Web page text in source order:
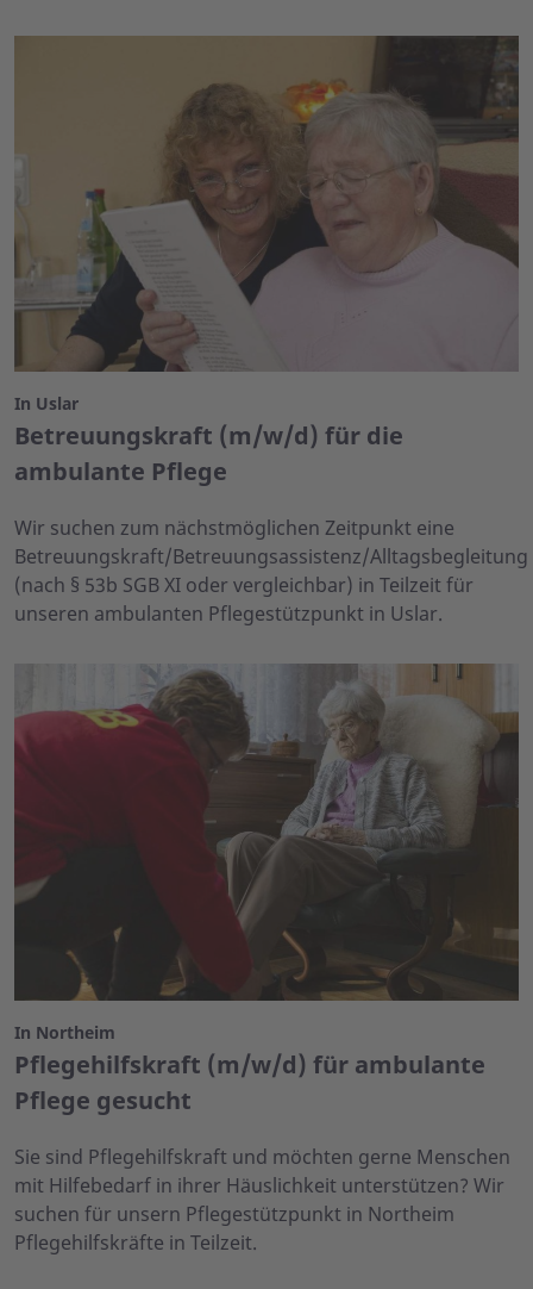
In Uslar
Betreuungskraft (m/w/d) für die
ambulante Pflege
Wir suchen zum nächstmöglichen Zeitpunkt eine
Betreuungskraft/Betreuungsassistenz/Alltagsbegleitung
(nach § 53b SGB XI oder vergleichbar) in Teilzeit für
unseren ambulanten Pflegestützpunkt in Uslar.
In Northeim
Pflegehilfskraft (m/w/d) für ambulante
Pflege gesucht
Sie sind Pflegehilfskraft und möchten gerne Menschen
mit Hilfebedarf in ihrer Häuslichkeit unterstützen? Wir
suchen für unsern Pflegestützpunkt in Northeim
Pflegehilfskräfte in Teilzeit.